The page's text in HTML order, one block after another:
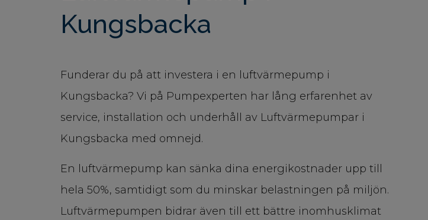
Kungsbacka
Funderar du på att investera i en luftvärmepump i
Kungsbacka? Vi på Pumpexperten har lång erfarenhet av
service, installation och underhåll av Luftvärmepumpar i
Kungsbacka med omnejd.
En luftvärmepump kan sänka dina energikostnader upp till
hela 50%, samtidigt som du minskar belastningen på miljön.
Luftvärmepumpen bidrar även till ett bättre inomhusklimat